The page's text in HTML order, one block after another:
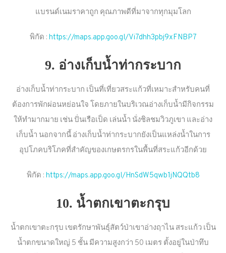
แบรนด์เนมราคาถูก คุณภาพดีที่มาจากทุกมุมโลก
พิกัด : https://maps.app.goo.gl/Vi7dhh3pbj9xFNBP7
9. อ่างเก็บน้ำท่ากระบาก
อ่างเก็บน้ำท่ากระบาก เป็นที่เที่ยวสระแก้วที่เหมาะสำหรับคนที่
ต้องการพักผ่อนหย่อนใจ โดยภายในบริเวณอ่างเก็บน้ำมีกิจกรรม
ให้ทำมากมาย เช่น ปั่นเรือเป็ด เล่นน้ำ นั่งชิลชมวิวภูเขา และอ่าง
เก็บน้ำ นอกจากนี้ อ่างเก็บน้ำท่ากระบากยังเป็นแหล่งน้ำในการ
อุปโภคบริโภคที่สำคัญของเกษตรกรในพื้นที่สระแก้วอีกด้วย
พิกัด : https://maps.app.goo.gl/HnSdW5qwb1jNQQtb8
10. น้ำตกเขาตะกรุบ
น้ำตกเขาตะกรุบ เขตรักษาพันธุ์สัตว์ป่าเขาอ่างฤาไน สระแก้ว เป็น
น้ำตกขนาดใหญ่ 5 ชั้น มีความสูงกว่า 50 เมตร ตั้งอยู่ในป่าทึบ